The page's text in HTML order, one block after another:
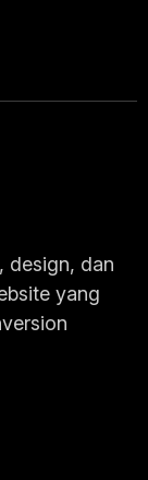
design, dan
yang